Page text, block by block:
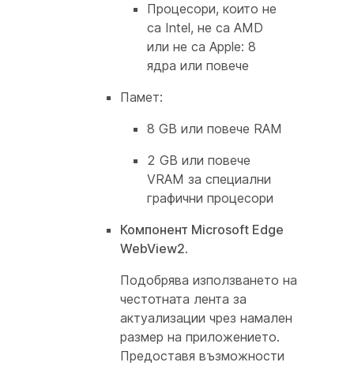
Процесори, които не
са Intel, не са AMD
или не са Apple: 8
ядра или повече
Памет:
8 GB или повече RAM
2 GB или повече
VRAM за специални
графични процесори
Компонент Microsoft Edge
WebView2.
Подобрява използването на
честотната лента за
актуализации чрез намален
размер на приложението.
Предоставя възможности